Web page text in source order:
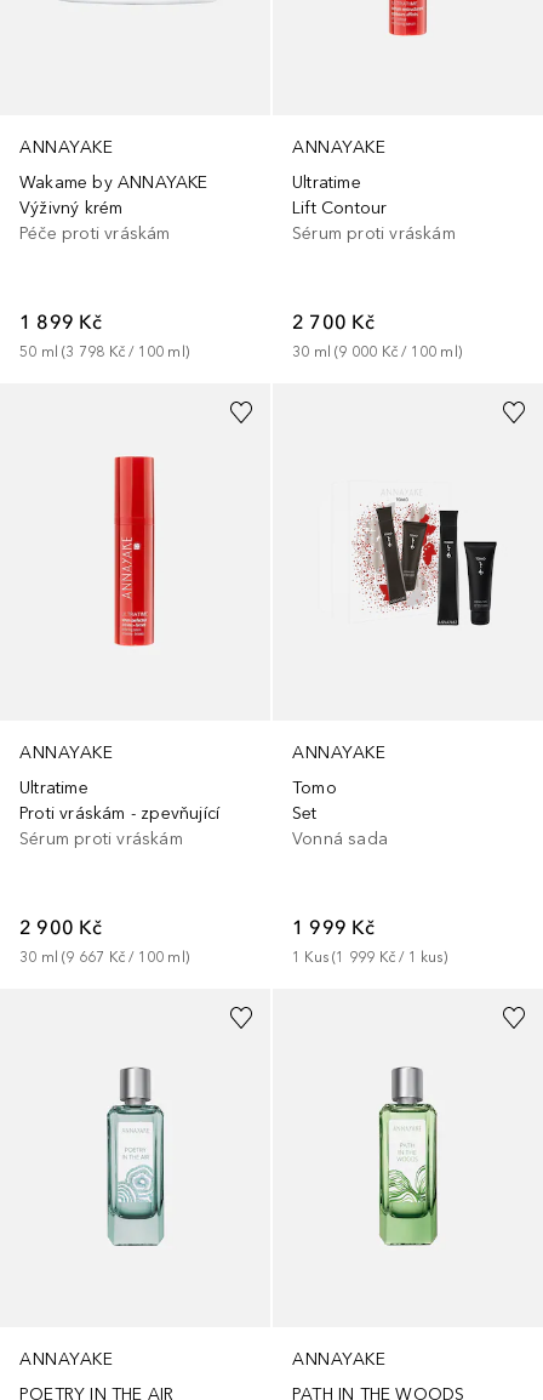
ANNAYAKE
Wakame by ANNAYAKE
Výživný krém
Péče proti vráskám
1 899 Kč
50 ml (3 798 Kč / 100 ml)
ANNAYAKE
Ultratime
Lift Contour
Sérum proti vráskám
2 700 Kč
30 ml (9 000 Kč / 100 ml)
ANNAYAKE
Ultratime
Proti vráskám - zpevňující
Sérum proti vráskám
2 900 Kč
30 ml (9 667 Kč / 100 ml )
ANNAYAKE
Tomo
Set
Vonná sada
1 999 Kč
1 Kus (1 999 Kč / 1 kus)
ANNAYAKE
POETRY IN THE AIR
ANNAYAKE
PATH IN THE WOODS